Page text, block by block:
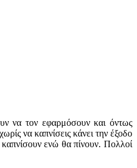
να τον εφαρμόσουν και όντως
να καπνίσεις κάνει την έξοδο
ενώ θα πίνουν. Πολλοί